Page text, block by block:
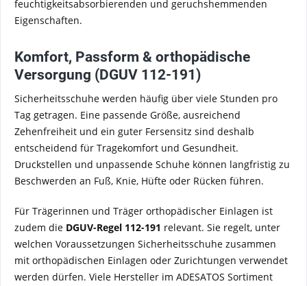
feuchtigkeitsabsorbierenden und geruchshemmenden
Eigenschaften.
Komfort, Passform & orthopädische
Versorgung (DGUV 112-191)
Sicherheitsschuhe werden häufig über viele Stunden pro
Tag getragen. Eine passende Größe, ausreichend
Zehenfreiheit und ein guter Fersensitz sind deshalb
entscheidend für Tragekomfort und Gesundheit.
Druckstellen und unpassende Schuhe können langfristig zu
Beschwerden an Fuß, Knie, Hüfte oder Rücken führen.
Für Trägerinnen und Träger orthopädischer Einlagen ist
zudem die DGUV-Regel 112-191 relevant. Sie regelt, unter
welchen Voraussetzungen Sicherheitsschuhe zusammen
mit orthopädischen Einlagen oder Zurichtungen verwendet
werden dürfen. Viele Hersteller im ADESATOS Sortiment